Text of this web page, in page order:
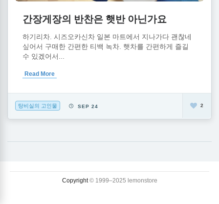
간장게장의 반찬은 햇반 아닌가요
하기리차. 시즈오카신차 일본 마트에서 지나가다 괜찮네
싶어서 구매한 간편한 티백 녹차. 햇차를 간편하게 즐길
수 있겠어서...
Read More
탕비실의 고인물 SEP 24 2
Copyright© 1999–2025 lemonstore